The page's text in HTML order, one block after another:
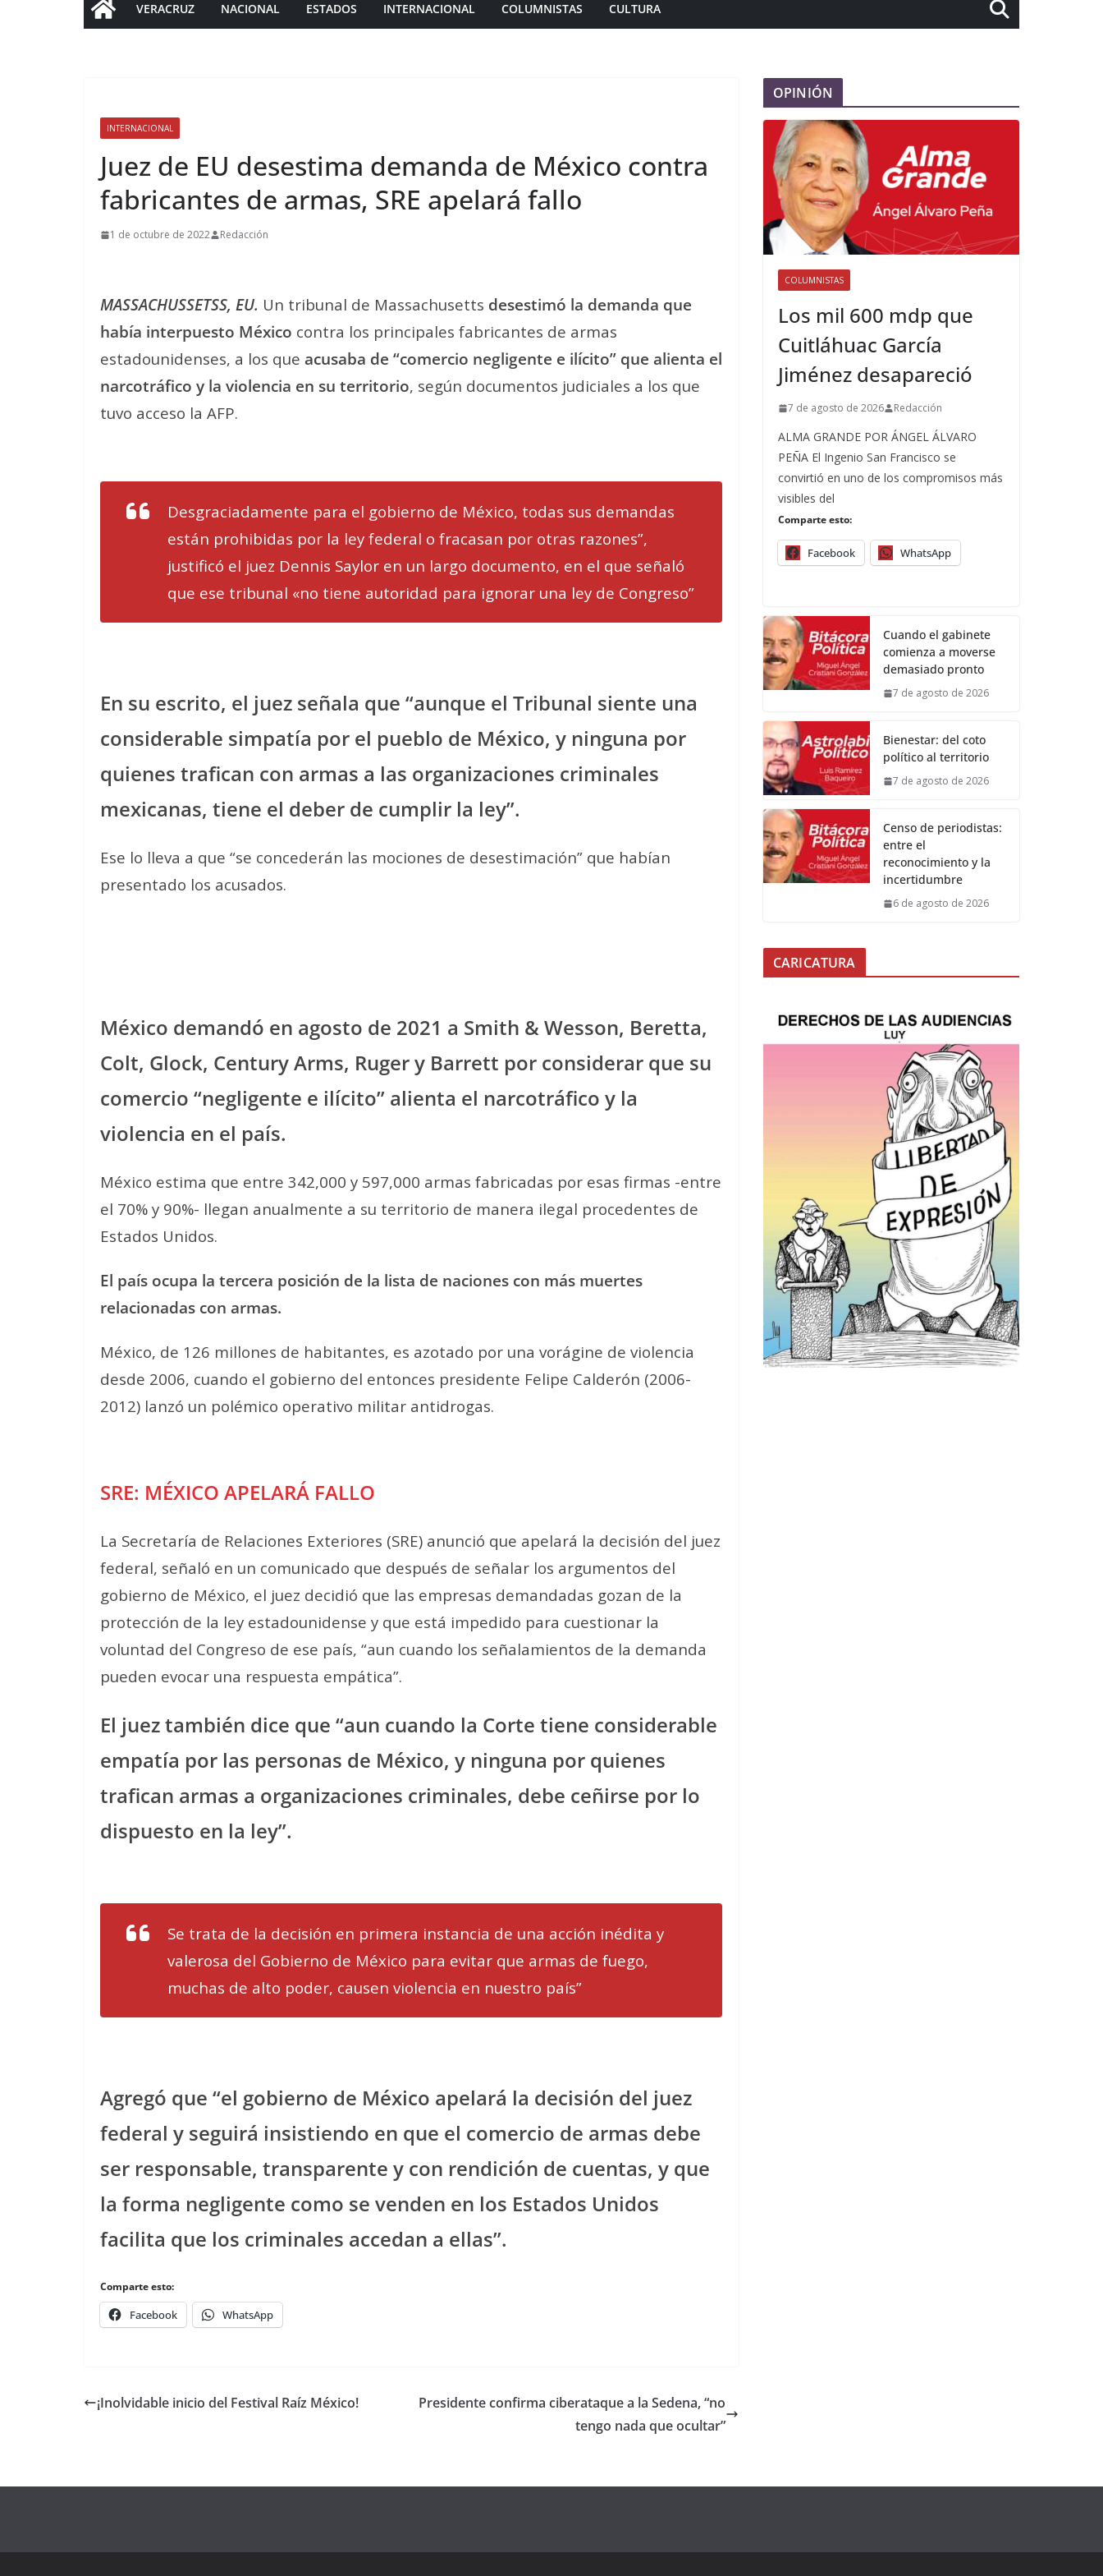
VERACRUZ NACIONAL ESTADOS INTERNACIONAL COLUMNISTAS CULTURA
INTERNACIONAL
Juez de EU desestima demanda de México contra
fabricantes de armas, SRE apelará fallo
1 de octubre de 2022 Redacción
MASSACHUSSETSS, EU. Un tribunal de Massachusetts desestimó la demanda que
había interpuesto México contra los principales fabricantes de armas
estadounidenses, a los que acusaba de “comercio negligente e ilícito” que alienta el
narcotráfico y la violencia en su territorio, según documentos judiciales a los que
tuvo acceso la AFP.
Desgraciadamente para el gobierno de México, todas sus demandas
están prohibidas por la ley federal o fracasan por otras razones”,
justificó el juez Dennis Saylor en un largo documento, en el que señaló
que ese tribunal «no tiene autoridad para ignorar una ley de Congreso”
En su escrito, el juez señala que “aunque el Tribunal siente una
considerable simpatía por el pueblo de México, y ninguna por
quienes trafican con armas a las organizaciones criminales
mexicanas, tiene el deber de cumplir la ley”.
Ese lo lleva a que “se concederán las mociones de desestimación” que habían
presentado los acusados.
México demandó en agosto de 2021 a Smith & Wesson, Beretta,
Colt, Glock, Century Arms, Ruger y Barrett por considerar que su
comercio “negligente e ilícito” alienta el narcotráfico y la
violencia en el país.
México estima que entre 342,000 y 597,000 armas fabricadas por esas firmas -entre
el 70% y 90%- llegan anualmente a su territorio de manera ilegal procedentes de
Estados Unidos.
El país ocupa la tercera posición de la lista de naciones con más muertes
relacionadas con armas.
México, de 126 millones de habitantes, es azotado por una vorágine de violencia
desde 2006, cuando el gobierno del entonces presidente Felipe Calderón (2006-
2012) lanzó un polémico operativo militar antidrogas.
SRE: MÉXICO APELARÁ FALLO
La Secretaría de Relaciones Exteriores (SRE) anunció que apelará la decisión del juez
federal, señaló en un comunicado que después de señalar los argumentos del
gobierno de México, el juez decidió que las empresas demandadas gozan de la
protección de la ley estadounidense y que está impedido para cuestionar la
voluntad del Congreso de ese país, “aun cuando los señalamientos de la demanda
pueden evocar una respuesta empática”.
El juez también dice que “aun cuando la Corte tiene considerable
empatía por las personas de México, y ninguna por quienes
trafican armas a organizaciones criminales, debe ceñirse por lo
dispuesto en la ley”.
Se trata de la decisión en primera instancia de una acción inédita y
valerosa del Gobierno de México para evitar que armas de fuego,
muchas de alto poder, causen violencia en nuestro país”
Agregó que “el gobierno de México apelará la decisión del juez
federal y seguirá insistiendo en que el comercio de armas debe
ser responsable, transparente y con rendición de cuentas, y que
la forma negligente como se venden en los Estados Unidos
facilita que los criminales accedan a ellas”.
Comparte esto:
Facebook WhatsApp
¡Inolvidable inicio del Festival Raíz México!
Presidente confirma ciberataque a la Sedena, “no
tengo nada que ocultar”
OPINIÓN
COLUMNISTAS
Los mil 600 mdp que
Cuitláhuac García
Jiménez desapareció
7 de agosto de 2026 Redacción
ALMA GRANDE POR ÁNGEL ÁLVARO
PEÑA El Ingenio San Francisco se
convirtió en uno de los compromisos más
visibles del
Comparte esto:
Facebook WhatsApp
Cuando el gabinete
comienza a moverse
demasiado pronto
7 de agosto de 2026
Bienestar: del coto
político al territorio
7 de agosto de 2026
Censo de periodistas:
entre el
reconocimiento y la
incertidumbre
6 de agosto de 2026
CARICATURA